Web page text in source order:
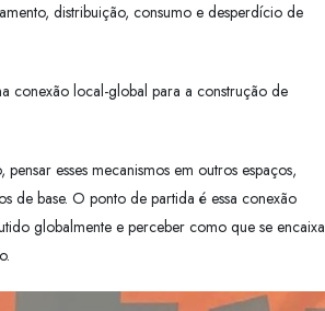
distribuição, consumo e desperdício de
conexão local-global para a construção de
esses mecanismos em outros espaços,
de base. O ponto de partida é essa conexão
globalmente e perceber como que se encaixa